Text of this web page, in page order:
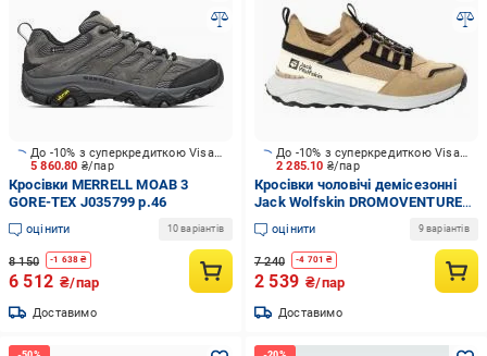
5 860.80 ₴/пар
До -10% з суперкредиткою Visa Вигода
Кросівки MERRELL MOAB 3
GORE-TEX J035799 р.46
оцінити 10 варіантів
8 150 -1 638 ₴
6 512 ₴/пар
Доставимо
2 285.10 ₴/пар
До -10% з суперкредиткою Visa Вигода
Кросівки чоловічі демісезонні
Jack Wolfskin DROMOVENTURE
ATHLETIC LOW M 4057011_5156
р.42,5 коричневі
оцінити 9 варіантів
7 240 -4 701 ₴
2 539 ₴/пар
Доставимо